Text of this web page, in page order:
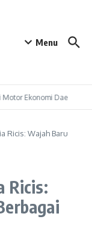
Menu
Ekonomi Daerah
Ricis: Wajah Baru
Ricis: